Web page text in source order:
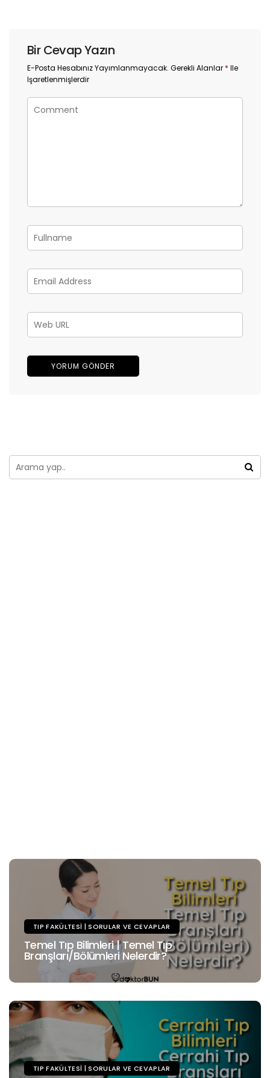
Bir Cevap Yazın
E-Posta Hesabınız Yayımlanmayacak. Gerekli Alanlar * Ile
Işaretlenmişlerdir
TIP FAKÜLTESI | SORULAR VE CEVAPLAR
Temel Tıp Bilimleri | Temel Tıp
Branşları/Bölümleri Nelerdir?
TIP FAKÜLTESI | SORULAR VE CEVAPLAR